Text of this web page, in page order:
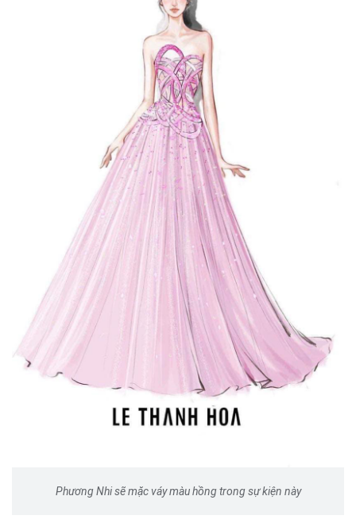
Phương Nhi sẽ mặc váy màu hồng trong sự kiện này